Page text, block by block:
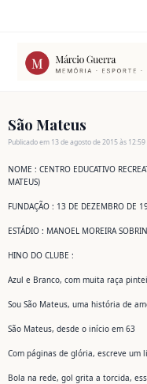
conteúdo
São Mateus
Publicado em 13 de agosto de 2015 às 12:59
NOME : CENTRO EDUCATIVO
MATEUS)
FUNDAÇÃO : 13 DE DEZEMBRO DE
ESTÁDIO : MANOEL MOREIRA
HINO DO CLUBE :
Azul e Branco, com muita raça
Sou São Mateus, uma história de
São Mateus, desde o início em 63
Com páginas de glória, escreve um
Bola na rede, gol grita a torcida,